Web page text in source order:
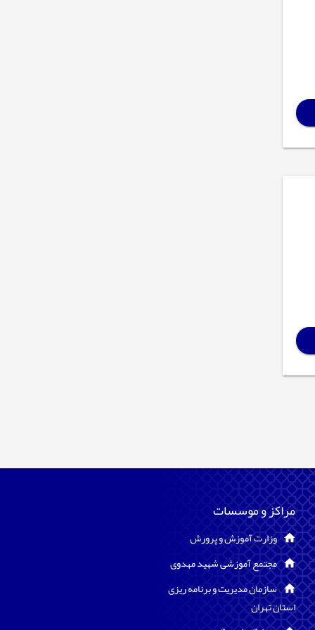
مراکز و موسسات
وزارت آموزش و پرورش
مجتمع آموزشی شهید مهدوی
سازمان مدیریت و برنامه ریزی
استان تهران